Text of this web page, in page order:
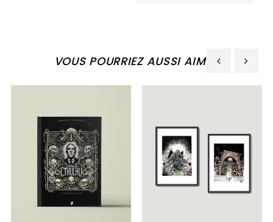
VOUS POURRIEZ AUSSI AIMER
‹ ›